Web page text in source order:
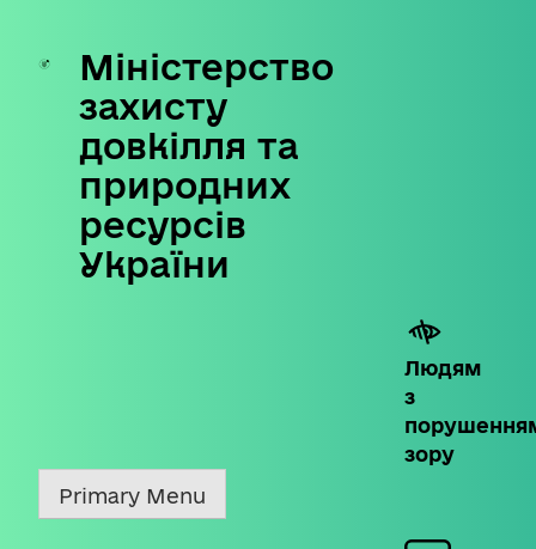
Skip
content
Міністерство
захисту
довкілля та
природних
ресурсів
України
Людям
з
зору
Primary Menu